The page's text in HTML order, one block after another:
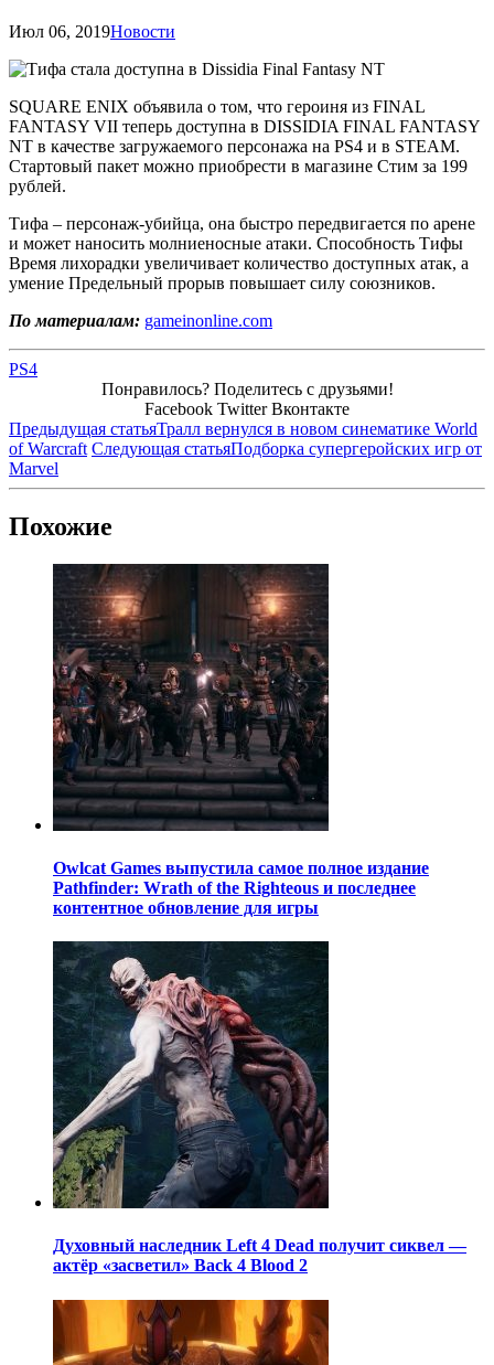
Июл 06, 2019Новости
SQUARE ENIX объявила о том, что героиня из FINAL
FANTASY VII теперь доступна в DISSIDIA FINAL FANTASY
NT в качестве загружаемого персонажа на PS4 и в STEAM.
Стартовый пакет можно приобрести в магазине Стим за 199
рублей.
Тифа – персонаж-убийца, она быстро передвигается по арене
и может наносить молниеносные атаки. Способность Тифы
Время лихорадки увеличивает количество доступных атак, а
умение Предельный прорыв повышает силу союзников.
По материалам: gameinonline.com
PS4
Понравилось? Поделитесь с друзьями!
Facebook Twitter Вконтакте
Предыдущая статьяТралл вернулся в новом синематике World
of Warcraft Следующая статьяПодборка супергеройских игр от
Marvel
Похожие
Owlcat Games выпустила самое полное издание
Pathfinder: Wrath of the Righteous и последнее
контентное обновление для игры
Духовный наследник Left 4 Dead получит сиквел —
актёр «засветил» Back 4 Blood 2